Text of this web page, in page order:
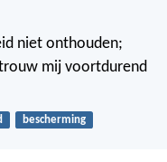
niet onthouden;
mij voortdurend
bescherming